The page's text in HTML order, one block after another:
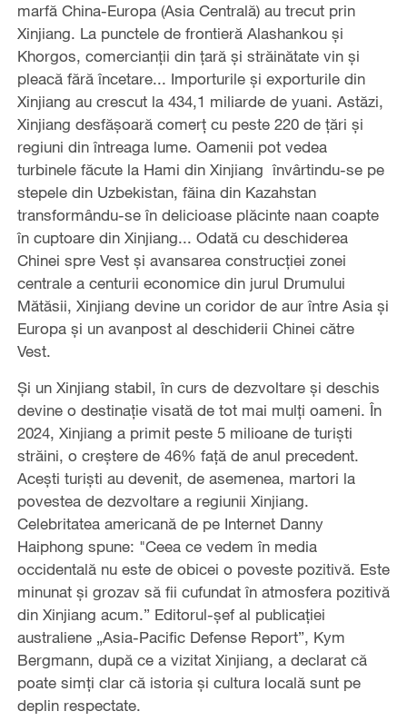
marfă China-Europa (Asia Centrală) au trecut prin
Xinjiang. La punctele de frontieră Alashankou și
Khorgos, comercianții din țară și străinătate vin și
pleacă fără încetare... Importurile și exporturile din
Xinjiang au crescut la 434,1 miliarde de yuani. Astăzi,
Xinjiang desfășoară comerț cu peste 220 de țări și
regiuni din întreaga lume. Oamenii pot vedea
turbinele făcute la Hami din Xinjiang învârtindu-se pe
stepele din Uzbekistan, făina din Kazahstan
transformându-se în delicioase plăcinte naan coapte
în cuptoare din Xinjiang... Odată cu deschiderea
Chinei spre Vest și avansarea construcției zonei
centrale a centurii economice din jurul Drumului
Mătăsii, Xinjiang devine un coridor de aur între Asia și
Europa și un avanpost al deschiderii Chinei către
Vest.
Și un Xinjiang stabil, în curs de dezvoltare și deschis
devine o destinație visată de tot mai mulți oameni. În
2024, Xinjiang a primit peste 5 milioane de turiști
străini, o creștere de 46% față de anul precedent.
Acești turiști au devenit, de asemenea, martori la
povestea de dezvoltare a regiunii Xinjiang.
Celebritatea americană de pe Internet Danny
Haiphong spune: "Ceea ce vedem în media
occidentală nu este de obicei o poveste pozitivă. Este
minunat și grozav să fii cufundat în atmosfera pozitivă
din Xinjiang acum.” Editorul-șef al publicației
australiene „Asia-Pacific Defense Report”, Kym
Bergmann, după ce a vizitat Xinjiang, a declarat că
poate simți clar că istoria și cultura locală sunt pe
deplin respectate.